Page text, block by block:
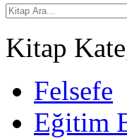
Kitap
Felsefe
Eğitim